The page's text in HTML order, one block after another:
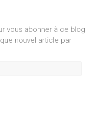
vous abonner à ce blog
nouvel article par